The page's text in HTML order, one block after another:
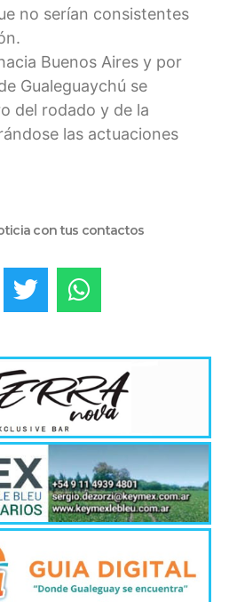
no serían consistentes
Buenos Aires y por
Gualeguaychú se
del rodado y de la
las actuaciones
con tus contactos